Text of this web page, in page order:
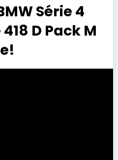
Série 4
D Pack M